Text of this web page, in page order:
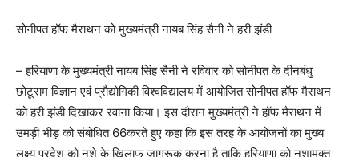
सोनीपत हॉफ मैराथन को मुख्यमंत्री नायब सिंह सैनी ने हरी झंडी
– हरियाणा के मुख्यमंत्री नायब सिंह सैनी ने रविवार को सोनीपत के दीनबंधु
छोटूराम विज्ञान एवं प्रौद्योगिकी विश्वविद्यालय में आयोजित सोनीपत हॉफ मैराथन
को हरी झंडी दिखाकर रवाना किया। इस दौरान मुख्यमंत्री ने हॉफ मैराथन में
उमड़ी भीड़ को संबोधित 66करते हुए कहा कि इस तरह के आयोजनों का मुख्य
लक्ष्य प्रदेश को नशे के खिलाफ जागरूक करना है ताकि हरियाणा को नशामुक्त